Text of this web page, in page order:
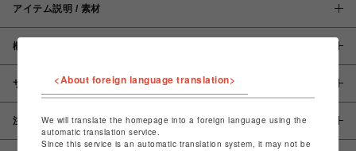
アイテム説明 / 素材
概要
サイズ
注意事項
<About foreign language translation>
We will translate the homepage into a foreign language using the
automatic translation service.
Since this service is an automatic translation system, it may not be